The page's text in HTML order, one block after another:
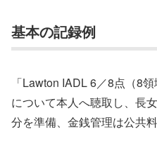
基本の記録例
「Lawton IADL 6／8点（8
について本人へ聴取し、長
分を準備、金銭管理は公共